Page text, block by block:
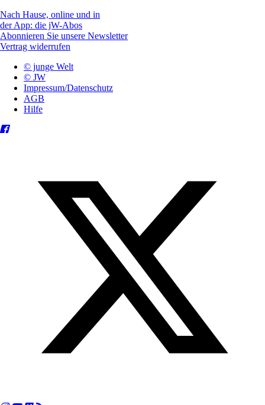
Nach Hause, online und in
der App: die jW-Abos
Abonnieren Sie unsere Newsletter
Vertrag widerrufen
© junge Welt
© JW
Impressum/Datenschutz
AGB
Hilfe